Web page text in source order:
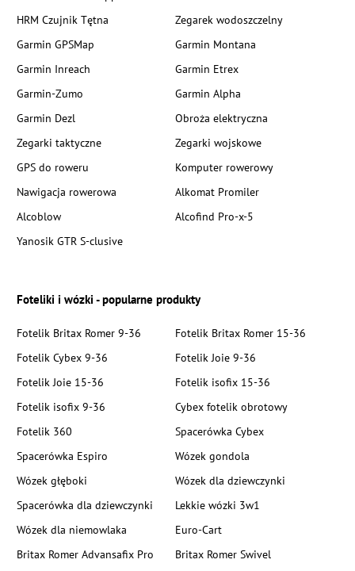
HRM Czujnik Tętna
Zegarek wodoszczelny
Garmin GPSMap
Garmin Montana
Garmin Inreach
Garmin Etrex
Garmin-Zumo
Garmin Alpha
Garmin Dezl
Obroża elektryczna
Zegarki taktyczne
Zegarki wojskowe
GPS do roweru
Komputer rowerowy
Nawigacja rowerowa
Alkomat Promiler
Alcoblow
Alcofind Pro-x-5
Yanosik GTR S-clusive
Foteliki i wózki - popularne produkty
Fotelik Britax Romer 9-36
Fotelik Britax Romer 15-36
Fotelik Cybex 9-36
Fotelik Joie 9-36
Fotelik Joie 15-36
Fotelik isofix 15-36
Fotelik isofix 9-36
Cybex fotelik obrotowy
Fotelik 360
Spacerówka Cybex
Spacerówka Espiro
Wózek gondola
Wózek głęboki
Wózek dla dziewczynki
Spacerówka dla dziewczynki
Lekkie wózki 3w1
Wózek dla niemowlaka
Euro-Cart
Britax Romer Advansafix Pro
Britax Romer Swivel